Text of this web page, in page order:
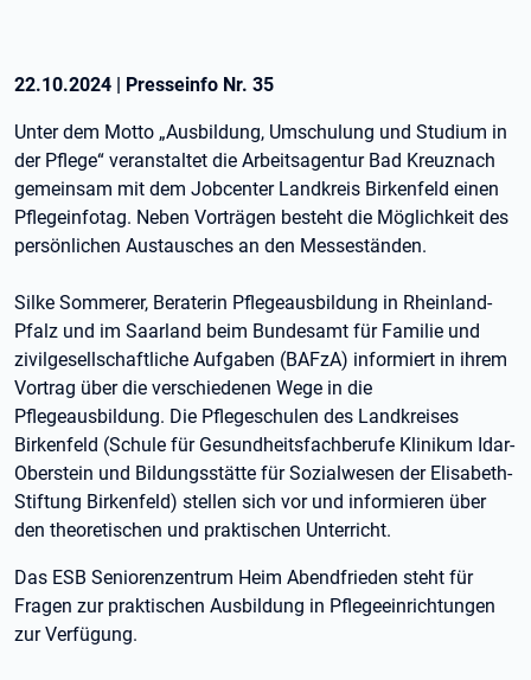
22.10.2024 | Presseinfo Nr. 35
Unter dem Motto „Ausbildung, Umschulung und Studium in
der Pflege“ veranstaltet die Arbeitsagentur Bad Kreuznach
gemeinsam mit dem Jobcenter Landkreis Birkenfeld einen
Pflegeinfotag. Neben Vorträgen besteht die Möglichkeit des
persönlichen Austausches an den Messeständen.
Silke Sommerer, Beraterin Pflegeausbildung in Rheinland-
Pfalz und im Saarland beim Bundesamt für Familie und
zivilgesellschaftliche Aufgaben (BAFzA) informiert in ihrem
Vortrag über die verschiedenen Wege in die
Pflegeausbildung. Die Pflegeschulen des Landkreises
Birkenfeld (Schule für Gesundheitsfachberufe Klinikum Idar-
Oberstein und Bildungsstätte für Sozialwesen der Elisabeth-
Stiftung Birkenfeld) stellen sich vor und informieren über
den theoretischen und praktischen Unterricht.
Das ESB Seniorenzentrum Heim Abendfrieden steht für
Fragen zur praktischen Ausbildung in Pflegeeinrichtungen
zur Verfügung.